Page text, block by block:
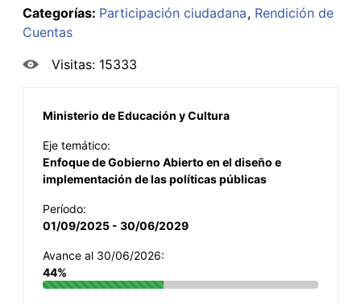
Categorías: Participación ciudadana Rendición de
Cuentas
Visitas: 15333
Ministerio de Educación y Cultura
Eje temático:
Enfoque de Gobierno Abierto en el diseño e
implementación de las políticas públicas
Período:
01/09/2025 - 30/06/2029
Avance al 30/06/2026:
44%